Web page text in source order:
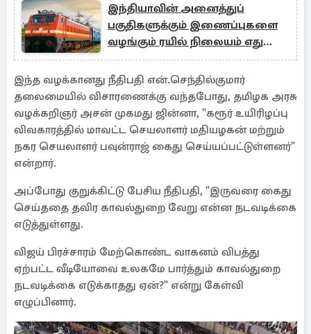
இந்தியாவின் அனைத்துப்
பகுதிகளுக்கும் இணைப்புகளை
வழங்கும் ரயில் நிலையம் எது
தெரியுமா?
இந்த வழக்கானது நீதிபதி என்.செந்தில்குமார்
தலைமையில் விசாரணைக்கு வந்தபோது, தமிழக அரசு
வழக்கறிஞர் அசன் முகமது ஜின்னா, "கரூர் உயிரிழப்பு
விவகாரத்தில் மாவட்ட செயலாளர் மதியழகன் மற்றும்
நகர செயலாளர் பவுன்ராஜ் கைது செய்யப்பட்டுள்ளனர்"
என்றார்.
அப்போது குறுக்கிட்டு பேசிய நீதிபதி, "இருவரை கைது
செய்ததை தவிர காவல்துறை வேறு என்ன நடவடிக்கை
எடுத்துள்ளது.
விஜய் பிரச்சாரம் மேற்கொண்ட வாகனம் விபத்து
ஏற்பட்ட வீடியோவை உலகமே பார்த்தும் காவல்துறை
நடவடிக்கை எடுக்காதது ஏன்?" என்று கேள்வி
எழுப்பினார்.